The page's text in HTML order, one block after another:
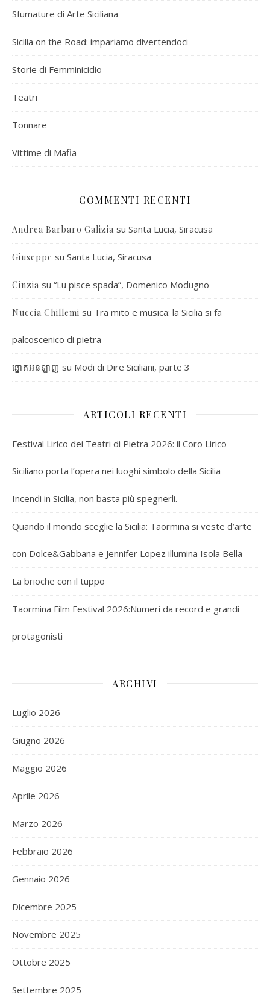
Sfumature di Arte Siciliana
Sicilia on the Road: impariamo divertendoci
Storie di Femminicidio
Teatri
Tonnare
Vittime di Mafia
COMMENTI RECENTI
Andrea Barbaro Galizia su Santa Lucia, Siracusa
Giuseppe su Santa Lucia, Siracusa
Cinzia su “Lu pisce spada”, Domenico Modugno
Nuccia Chillemi su Tra mito e musica: la Sicilia si fa
palcoscenico di pietra
ឆ្នោតអនឡាញ su Modi di Dire Siciliani, parte 3
ARTICOLI RECENTI
Festival Lirico dei Teatri di Pietra 2026: il Coro Lirico
Siciliano porta l’opera nei luoghi simbolo della Sicilia
Incendi in Sicilia, non basta più spegnerli.
Quando il mondo sceglie la Sicilia: Taormina si veste d’arte
con Dolce&Gabbana e Jennifer Lopez illumina Isola Bella
La brioche con il tuppo
Taormina Film Festival 2026:Numeri da record e grandi
protagonisti
ARCHIVI
Luglio 2026
Giugno 2026
Maggio 2026
Aprile 2026
Marzo 2026
Febbraio 2026
Gennaio 2026
Dicembre 2025
Novembre 2025
Ottobre 2025
Settembre 2025